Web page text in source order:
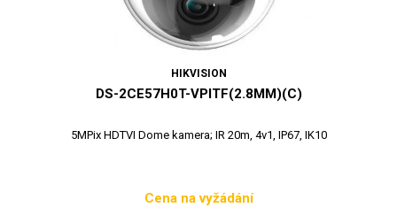
HIKVISION
DS-2CE57H0T-VPITF(2.8MM)(C)
5MPix HDTVI Dome kamera; IR 20m, 4v1, IP67, IK10
Cena
Cena na vyžádání